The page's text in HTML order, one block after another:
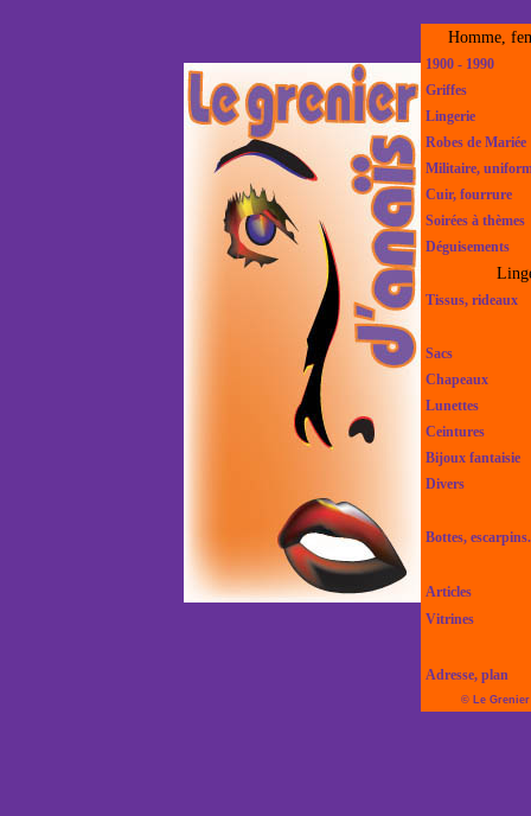
Homme,
1900 - 1990
Griffes
Lingerie
Robes de Mariée
Militaire,
Cuir, fourrure
Soirées à thèmes
Déguisements
Tissus, rideaux
Sacs
Chapeaux
Lunettes
Ceintures
Bijoux fantaisie
Divers
Bottes,
Articles
Vitrines
Adresse, plan
© Le